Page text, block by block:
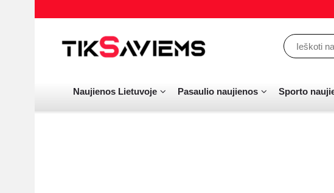
Naujienos Lietuvoje Pasaulio naujienos Sporto